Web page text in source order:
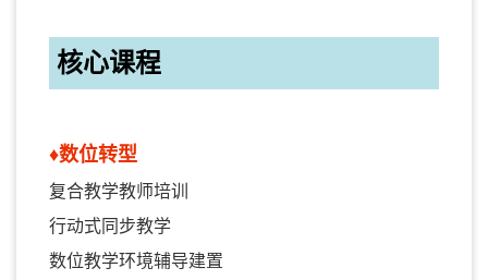
核心课程
♦数位转型
复合教学教师培训
行动式同步教学
数位教学环境辅导建置